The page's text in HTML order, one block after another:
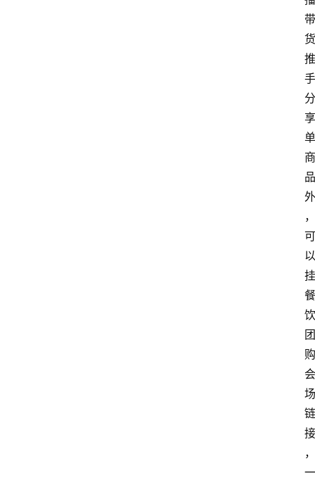
带
货
推
手
分
享
单
商
品
外
，
可
以
挂
餐
饮
团
购
会
场
链
接
，
一